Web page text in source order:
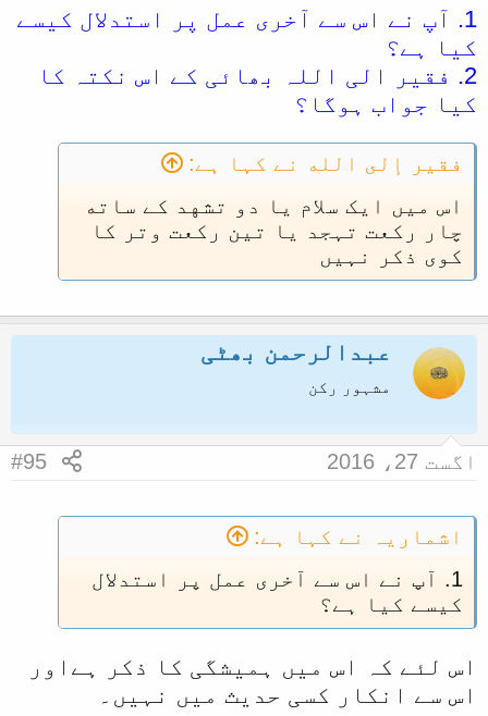
حُسْنِهِنَّ وَطُولِهِنَّ ثُمَّ يُصَلِّي أَرْبَعًا فَلَا
تَسَلْ عَنْ حُسْنِهِنَّ وَطُولِهِنَّثُمَّ يُصَلِّي ثَلَاثًا
قَالَتْ عَائِشَةُ فَقُلْتُ يَا رَسُولَ اللَّهِ
أَتَنَامُ قَبْلَ أَنْ تُوتِرَ فَقَالَ يَا عَائِشَةُ
إِنَّ عَيْنَيَّ تَنَامَانِ وَلَا يَنَامُ قَلْبِي
1. آپ نے اس سے آخری عمل پر استدلال کیسے
کیا ہے؟
2. فقیر الی اللہ بھائی کے اس نکتہ کا
کیا جواب ہوگا؟
فقير إلى الله نے کہا ہے:
اس میں ایک سلام یا دو تشهد کے ساته
چار رکعت تہجد یا تین رکعت وتر کا
کوی ذکر نہیں
عبدالرحمن بھٹی
مشہور رکن
اگست 27، 2016 #95
اشماریہ نے کہا ہے:
1. آپ نے اس سے آخری عمل پر استدلال
کیسے کیا ہے؟
اس لئے کہ اس میں ہمیشگی کا ذکر ہےاور
اس سے انکار کسی حدیث میں نہیں۔